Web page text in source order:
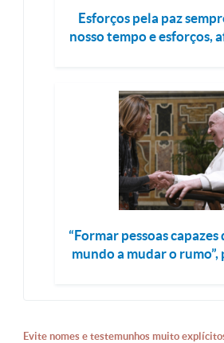
Esforços pela paz
nosso tempo e esforços,
“Formar pessoas
mundo a mudar o rumo”,
Evite nomes e testemunhos muito